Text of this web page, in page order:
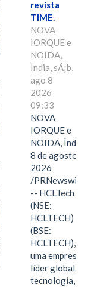
revista
TIME.
NOVA
IORQUE e
NOIDA,
Índia, sÃ¡b,
ago 8
2026
09:33
NOVA
IORQUE e
NOIDA, Índia,
8 de agosto de
2026
/PRNewswire/
-- HCLTech
(NSE:
HCLTECH)
(BSE:
HCLTECH),
uma empresa
líder global em
tecnologia, foi